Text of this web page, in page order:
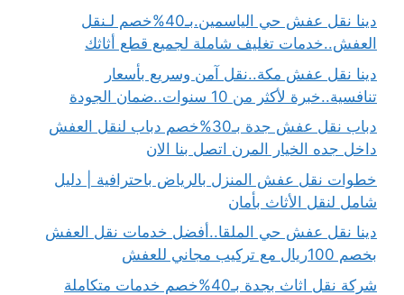
دينا نقل عفش حي الياسمين.بـ40%خصم لـنقل
العفش..خدمات تغليف شاملة لجميع قطع أثاثك
دينا نقل عفش مكة..نقل آمن وسريع بأسعار
تنافسية..خبرة لأكثر من 10 سنوات..ضمان الجودة
دباب نقل عفش جدة بـ30%خصم دباب لنقل العفش
داخل جده الخيار المرن اتصل بنا الان
خطوات نقل عفش المنزل بالرياض باحترافية | دليل
شامل لنقل الأثاث بأمان
دينا نقل عفش حي الملقا..أفضل خدمات نقل العفش
بخصم 100ريال مع تركيب مجاني للعفش
شركة نقل اثاث بجدة بـ40%خصم خدمات متكاملة